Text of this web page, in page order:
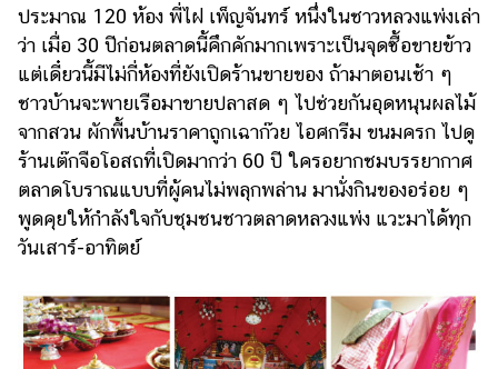
ประมาณ 120 ห้อง พี่ไฝ เพ็ญจันทร์ หนึ่งในชาวหลวงแพ่งเล่า
ว่า เมื่อ 30 ปีก่อนตลาดนี้คึกคักมากเพราะเป็นจุดซื้อขายข้าว
แต่เดี๋ยวนี้มีไม่กี่ห้องที่ยังเปิดร้านขายของ ถ้ามาตอนเช้า ๆ
ชาวบ้านจะพายเรือมาขายปลาสด ๆ ไปช่วยกันอุดหนุนผลไม้
จากสวน ผักพื้นบ้านราคาถูกเฉาก๊วย ไอศกรีม ขนมครก ไปดู
ร้านเต๊กจือโอสถที่เปิดมากว่า 60 ปี ใครอยากชมบรรยากาศ
ตลาดโบราณแบบที่ผู้คนไม่พลุกพล่าน มานั่งกินของอร่อย ๆ
พูดคุยให้กำลังใจกับชุมชนชาวตลาดหลวงแพ่ง แวะมาได้ทุก
วันเสาร์-อาทิตย์